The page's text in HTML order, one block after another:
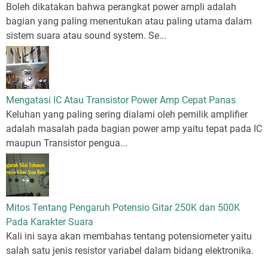
Boleh dikatakan bahwa perangkat power ampli adalah
bagian yang paling menentukan atau paling utama dalam
sistem suara atau sound system. Se...
Mengatasi IC Atau Transistor Power Amp Cepat Panas
Keluhan yang paling sering dialami oleh pemilik amplifier
adalah masalah pada bagian power amp yaitu tepat pada IC
maupun Transistor pengua...
Mitos Tentang Pengaruh Potensio Gitar 250K dan 500K
Pada Karakter Suara
Kali ini saya akan membahas tentang potensiometer yaitu
salah satu jenis resistor variabel dalam bidang elektronika.